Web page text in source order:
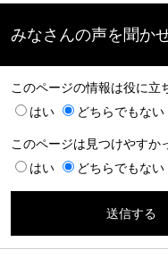
みなさんの声を聞か
このページの情報は役に立
はい
どちらでもない
このページは見つけやすか
はい
どちらでもない